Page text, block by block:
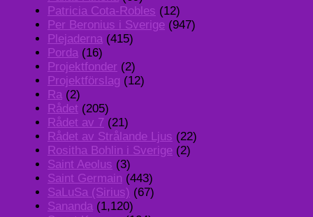
Patricia Cota-Robles (12)
Per Beronius i Sverige (947)
Plejaderna (415)
Porda (16)
Projektfonder (2)
Projektförslag (12)
Ra (2)
Rådet (205)
Rådet av 7 (21)
Rådet av Strålande Ljus (22)
Rositha Bohlin i Sverige (2)
Saint Aeolus (3)
Saint Germain (443)
SaLuSa (Sirius) (67)
Sananda (1,120)